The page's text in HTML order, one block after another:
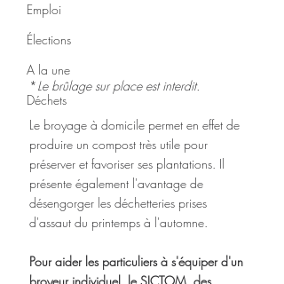
Emploi
Élections
A la une
Déchets
*Le brûlage sur place est interdit.
Le broyage à domicile permet en effet de
produire un compost très utile pour
préserver et favoriser ses plantations. Il
présente également l'avantage de
désengorger les déchetteries prises
d'assaut du printemps à l'automne.
Pour aider les particuliers à s'équiper d'un
broyeur individuel, le SICTOM  des